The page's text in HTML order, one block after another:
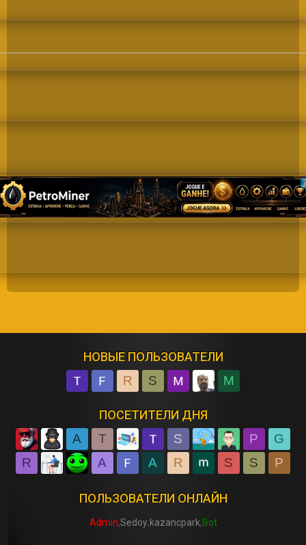
НОВЫЕ ПОЛЬЗОВАТЕЛИ
R S M
ПОСЕТИТЕЛИ ДНЯ
A T S P
G
R
A A R S S P
ПОЛЬЗОВАТЕЛИ ОНЛАЙН
Admin Sedoy kazancpark Bot